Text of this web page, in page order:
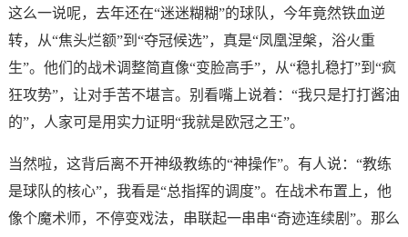
这么一说呢，去年还在“迷迷糊糊”的球队，今年竟然铁血逆
转，从“焦头烂额”到“夺冠候选”，真是“凤凰涅槃，浴火重
生”。他们的战术调整简直像“变脸高手”，从“稳扎稳打”到“疯
狂攻势”，让对手苦不堪言。别看嘴上说着：“我只是打打酱油
的”，人家可是用实力证明“我就是欧冠之王”。
当然啦，这背后离不开神级教练的“神操作”。有人说：“教练
是球队的核心”，我看是“总指挥的调度”。在战术布置上，他
像个魔术师，不停变戏法，串联起一串串“奇迹连续剧”。那么